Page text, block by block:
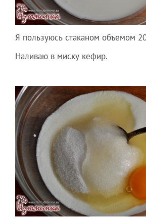
Я пользуюсь стаканом объемом
Наливаю в миску кефир.